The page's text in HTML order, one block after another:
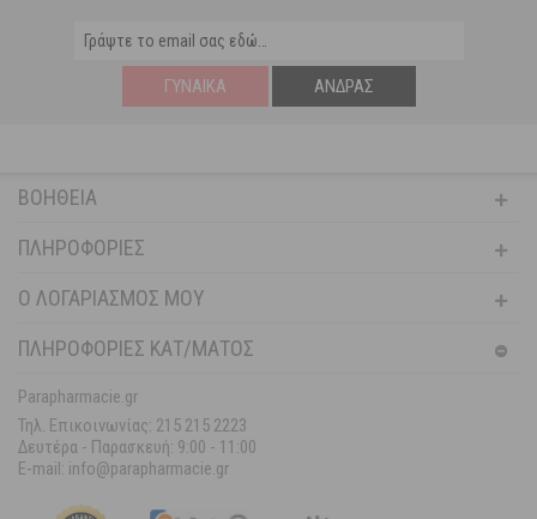
ΓΥΝΑΊΚΑ ΆΝΔΡΑΣ
ΒΟΉΘΕΙΑ
ΠΛΗΡΟΦΟΡΊΕΣ
Ο ΛΟΓΑΡΙΑΣΜΌΣ ΜΟΥ
ΠΛΗΡΟΦΟΡΙΕΣ ΚΑΤ/ΜΑΤΟΣ
Parapharmacie.gr
Τηλ. Επικοινωνίας: 215 215 2223
Δευτέρα - Παρασκευή: 9:00 - 11:00
E-mail: info@parapharmacie.gr